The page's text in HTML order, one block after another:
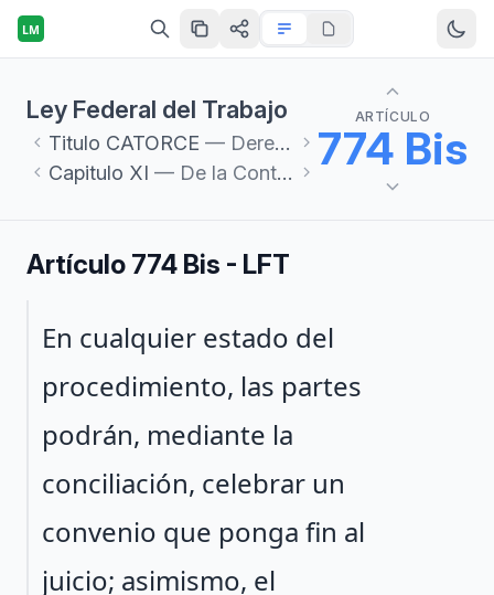
LM
Ley Federal del Trabajo
Titulo CATORCE — Derecho Procesal del Trabajo
Capitulo XI — De la Continuación del Proceso y de la Caducidad
ARTÍCULO
774 Bis
Artículo 774 Bis - LFT
Párrafo 1
En cualquier estado del
procedimiento, las partes
podrán, mediante la
conciliación, celebrar un
convenio que ponga fin al
juicio; asimismo, el